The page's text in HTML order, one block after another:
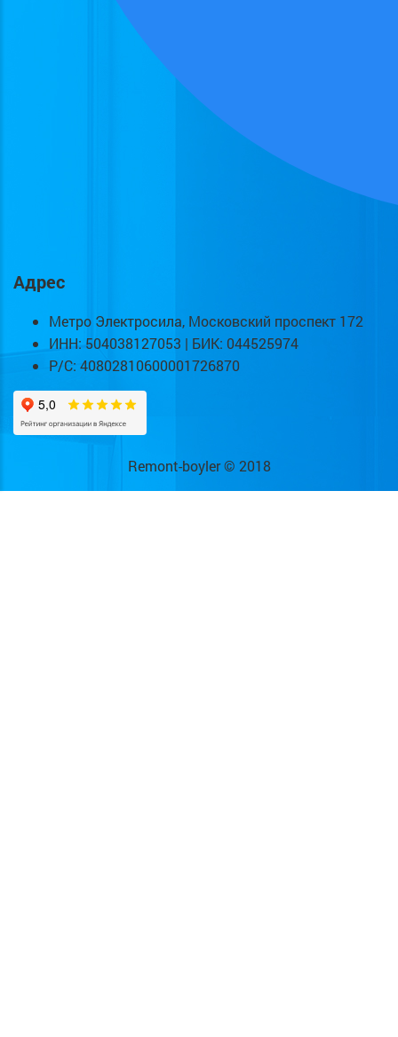
Адрес
Метро Электросила, Московский проспект 172
ИНН: 504038127053 | БИК: 044525974
Р/С: 40802810600001726870
Remont-boyler © 2018